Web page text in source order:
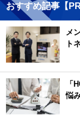
おすすめ記事【PR
メ
ト
「
悩